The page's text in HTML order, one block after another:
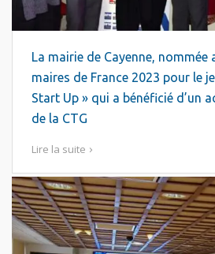
La mairie de Cayenne, nommée
maires de France 2023 pour le
Start Up » qui a bénéficié d’un
de la CTG
Lire la suite